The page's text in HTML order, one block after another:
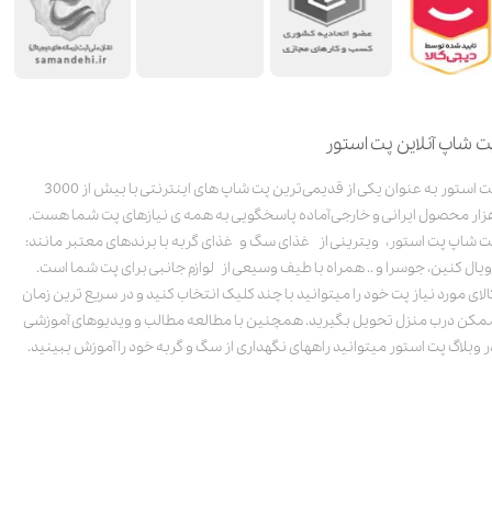
شاپ آنلاین پت استور
پت استور به عنوان یکی از قدیمی‌ترین پت شاپ های اینترنتی با بیش از 3000
محصول ایرانی و خارجی آماده پاسخگویی به همه ی نیازهای پت شما هست.
شاپ پت استور، ویترینی از غذای سگ و غذای گربه با برندهای معتبر مانند:
کنین، جوسرا و .. همراه با طیف وسیعی از لوازم جانبی برای پت شما است.
مورد نیاز پت خود را میتوانید با چند کلیک انتخاب کنید و در سریع ترین زمان
درب منزل تحویل بگیرید. همچنین با مطالعه مطالب و ویدیوهای آموزشی
وبلاگ پت استور میتوانید راههای نگهداری از سگ و گربه خود را آموزش ببینید.